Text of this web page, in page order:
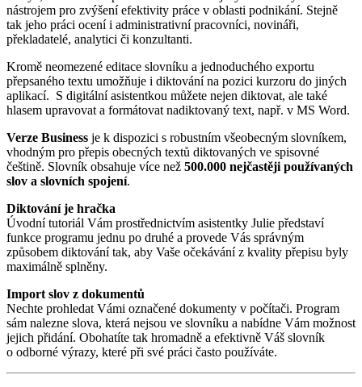
nástrojem pro zvýšení efektivity práce v oblasti podnikání. Stejně
tak jeho práci ocení i administrativní pracovníci, novináři,
překladatelé, analytici či konzultanti.
Kromě neomezené editace slovníku a jednoduchého exportu
přepsaného textu umožňuje i diktování na pozici kurzoru do jiných
aplikací. S digitální asistentkou můžete nejen diktovat, ale také
hlasem upravovat a formátovat nadiktovaný text, např. v MS Word.
Verze Business je k dispozici s robustním všeobecným slovníkem,
vhodným pro přepis obecných textů diktovaných ve spisovné
češtině. Slovník obsahuje více než 500.000 nejčastěji používaných
slov a slovních spojení.
Diktování je hračka
Úvodní tutoriál Vám prostřednictvím asistentky Julie představí
funkce programu jednu po druhé a provede Vás správným
způsobem diktování tak, aby Vaše očekávání z kvality přepisu byly
maximálně splněny.
Import slov z dokumentů
Nechte prohledat Vámi označené dokumenty v počítači. Program
sám nalezne slova, která nejsou ve slovníku a nabídne Vám možnost
jejich přidání. Obohatíte tak hromadně a efektivně Váš slovník
o odborné výrazy, které při své práci často používáte.